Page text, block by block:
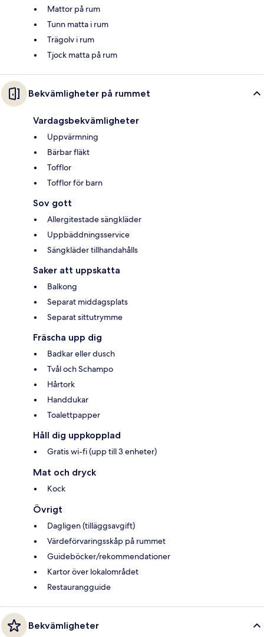
Mattor på rum
Tunn matta i rum
Trägolv i rum
Tjock matta på rum
Bekvämligheter på rummet
Vardagsbekvämligheter
Uppvärmning
Bärbar fläkt
Tofflor
Tofflor för barn
Sov gott
Allergitestade sängkläder
Uppbäddningsservice
Sängkläder tillhandahålls
Saker att uppskatta
Balkong
Separat middagsplats
Separat sittutrymme
Fräscha upp dig
Badkar eller dusch
Tvål och Schampo
Hårtork
Handdukar
Toalettpapper
Håll dig uppkopplad
Gratis wi-fi (upp till 3 enheter)
Mat och dryck
Kock
Övrigt
Dagligen (tilläggsavgift)
Värdeförvaringsskåp på rummet
Guideböcker/rekommendationer
Kartor över lokalområdet
Restaurangguide
Bekvämligheter